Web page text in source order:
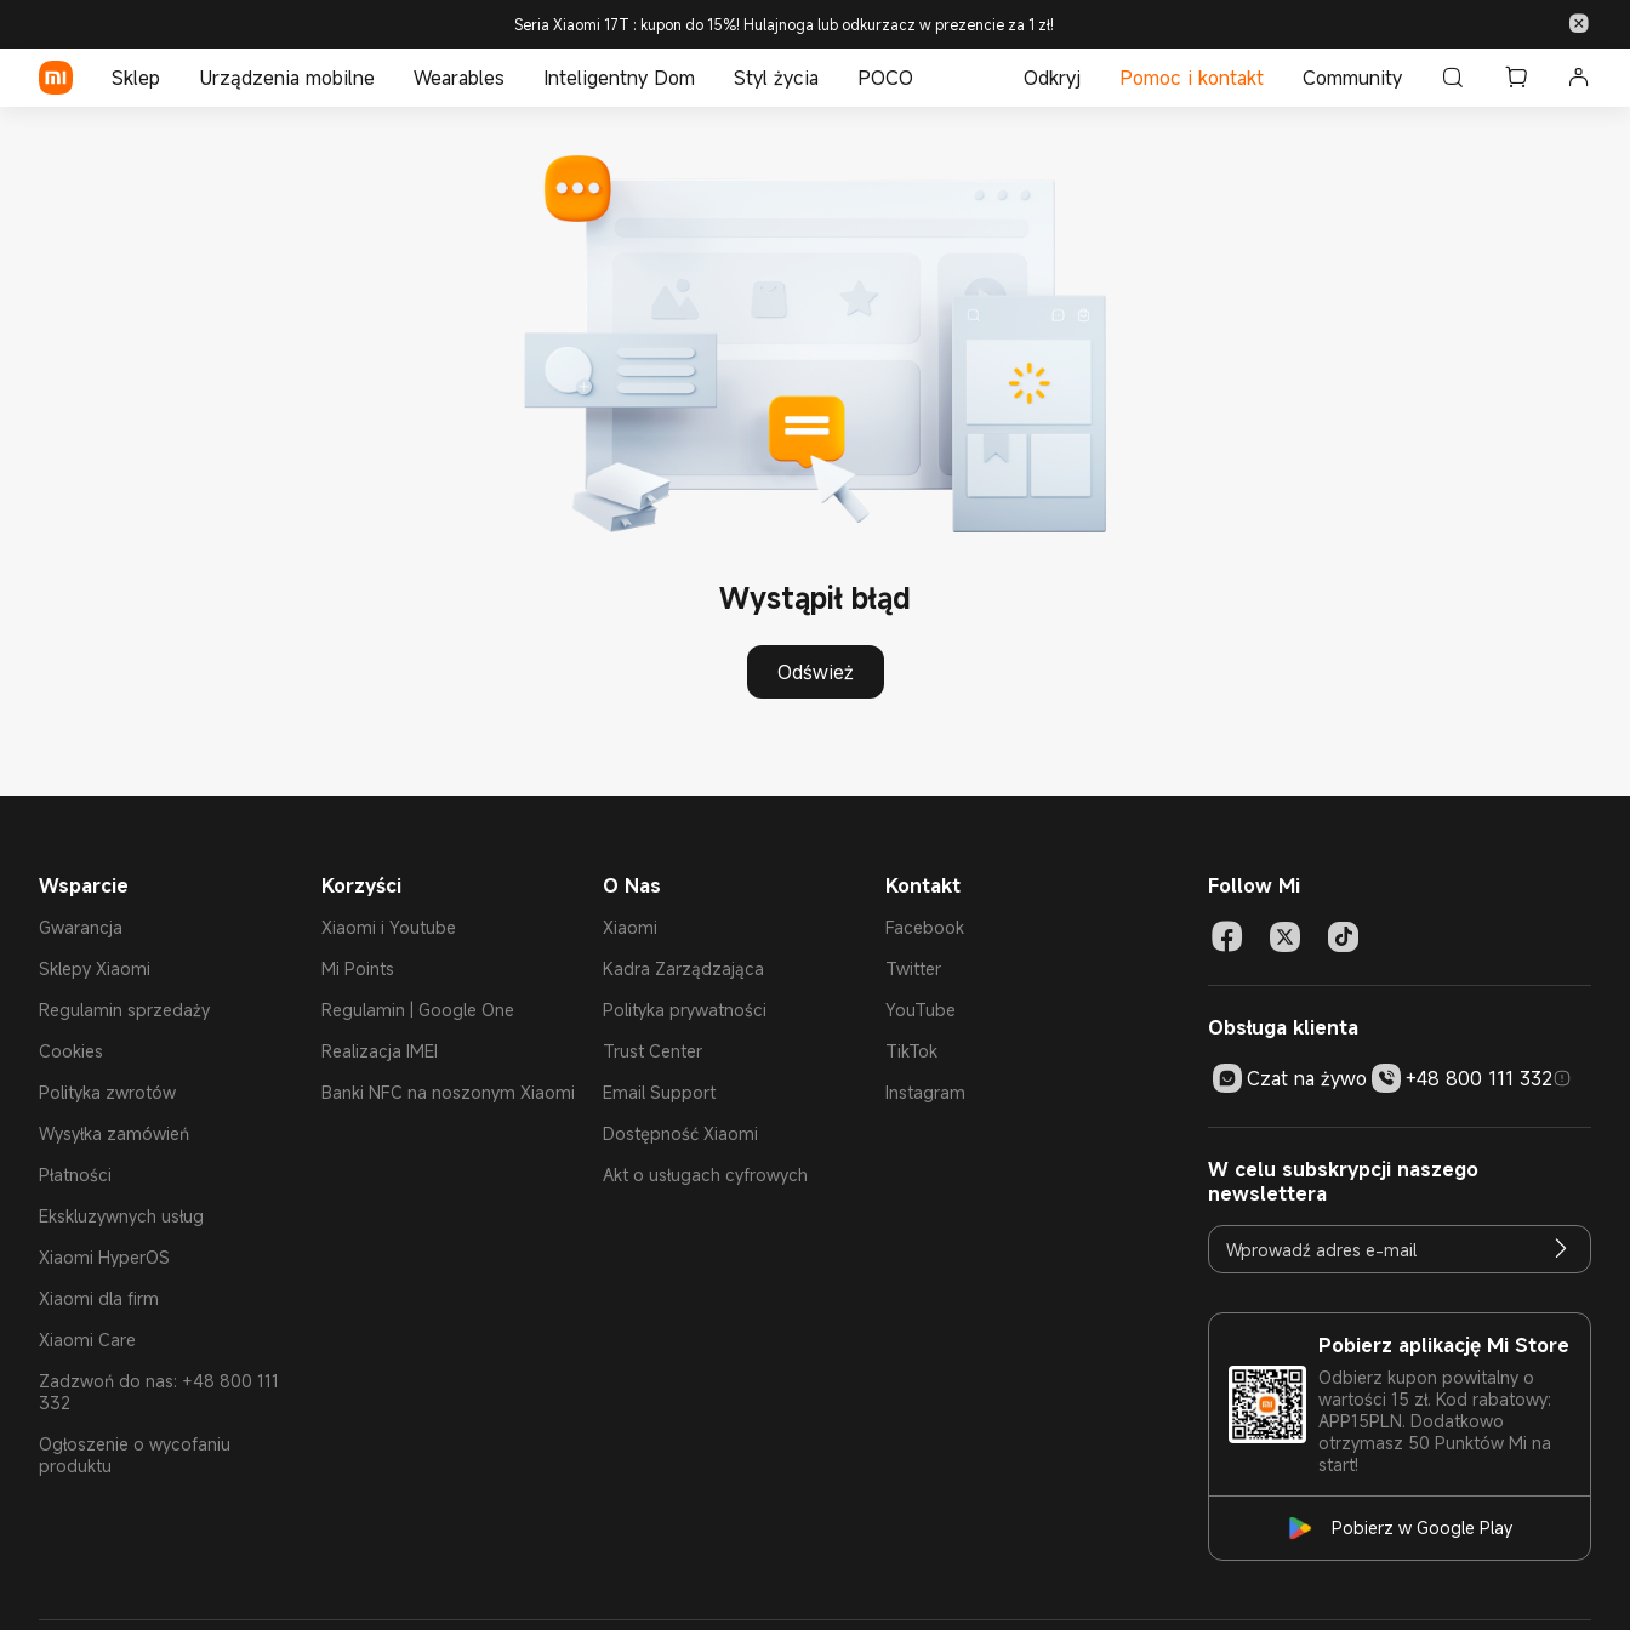
Seria Xiaomi 17T : kupon do 15%! Hulajnoga lub odkurzacz w prezencie za 1 zł!
Sklep Urządzenia mobilne Wearables Inteligentny Dom Styl życia POCO Odkryj Pomoc i kontakt Community
Wystąpił błąd
Odśwież
Wsparcie
Gwarancja
Sklepy Xiaomi
Regulamin sprzedaży
Cookies
Polityka zwrotów
Wysyłka zamówień
Płatności
Ekskluzywnych usług
Xiaomi HyperOS
Xiaomi dla firm
Xiaomi Care
Zadzwoń do nas: +48 800 111
332
Ogłoszenie o wycofaniu
produktu
Korzyści
Xiaomi i Youtube
Mi Points
Regulamin | Google One
Realizacja IMEI
Banki NFC na noszonym Xiaomi
O Nas
Xiaomi
Kadra Zarządzająca
Polityka prywatności
Trust Center
Email Support
Dostępność Xiaomi
Akt o usługach cyfrowych
Kontakt
Facebook
Twitter
YouTube
TikTok
Instagram
Follow Mi
Obsługa klienta
Czat na żywo
+48 800 111 332
W celu subskrypcji naszego
newslettera
Pobierz aplikację Mi Store
Odbierz kupon powitalny o
wartości 15 zł. Kod rabatowy:
APP15PLN. Dodatkowo
otrzymasz 50 Punktów Mi na
start!
Pobierz w Google Play